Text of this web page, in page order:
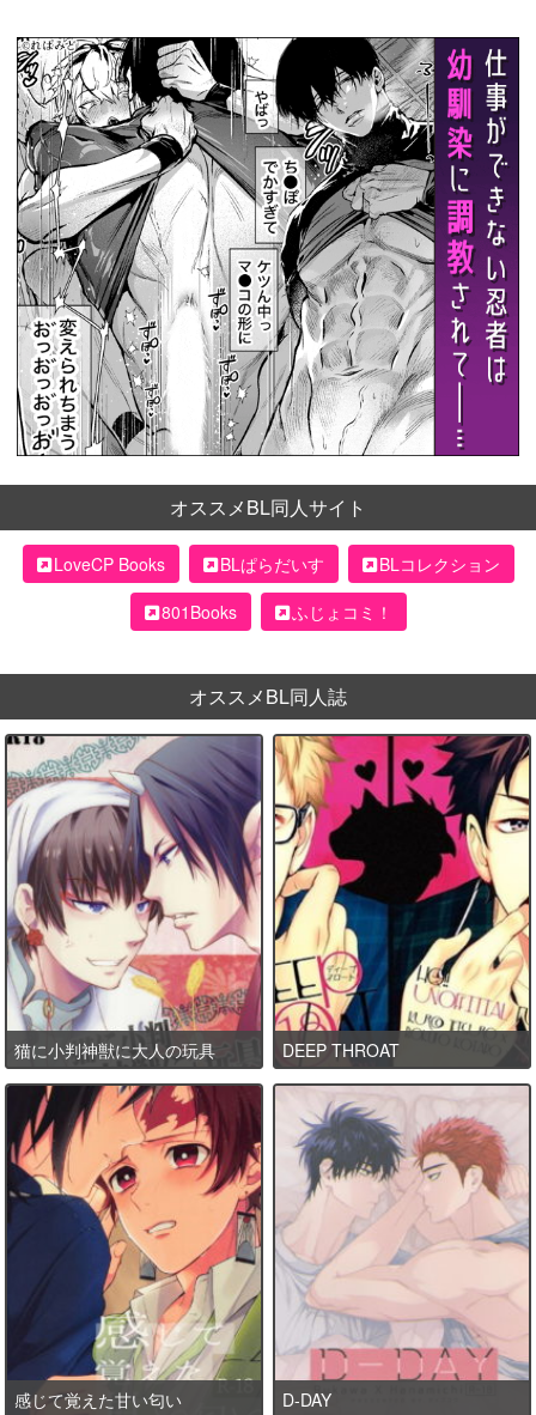
オススメBL同人サイト
LoveCP Books BLぱらだいす
BLコレクション
801Books
ふじょコミ！
オススメBL同人誌
猫に小判神獣に大人の玩具 DEEP THROAT
感じて覚えた甘い匂い D-DAY